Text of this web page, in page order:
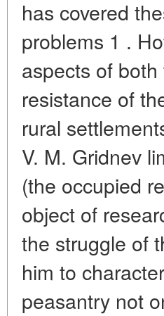
has covered
problems 1 .
aspects of
resistance of
rural
V. M. Gridnev
(the occupied
object of
the struggle of
him to
peasantry not